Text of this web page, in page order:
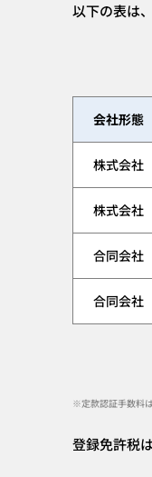
以下の表は
会社形態
株式会社
株式会社
合同会社
合同会社
※定款認証手数料
登録免許税